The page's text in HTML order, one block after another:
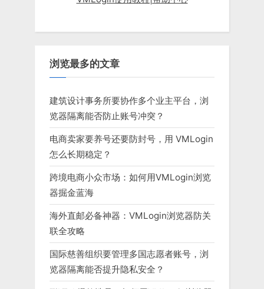
浏览最多的文章
建筑设计事务所要协作多个业主平台，浏
览器隔离能否防止账号冲突？
电商卖家要养号还要防封号，用 VMLogin
怎么长期稳定？
跨境电商小众市场：如何用VMLogin浏览
器掘金蓝海
海外直邮必备神器：VMLogin浏览器防关
联全攻略
国际慈善组织要管理多国志愿者账号，浏
览器隔离能否提升隐私安全？